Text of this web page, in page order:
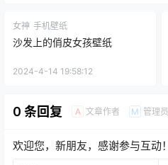
女神 手机壁纸
沙发上的俏皮女孩壁纸
2024-4-14 19:58:12
0 条回复 A 文章作者 M 管理员
欢迎您，新朋友，感谢参与互动！